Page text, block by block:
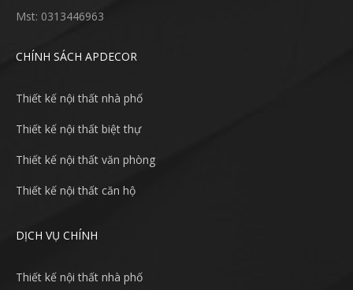
Mst: 0313446963
CHÍNH SÁCH APDECOR
Thiết kế nội thất nhà phố
Thiết kế nội thất biệt thự
Thiết kế nội thất văn phòng
Thiết kế nội thất căn hộ
DỊCH VỤ CHÍNH
Thiết kế nội thất nhà phố